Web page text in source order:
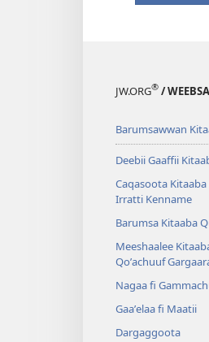
JW.ORG® /
Barumsawwan
Deebii Gaaffii
Caqasoota
Irratti Kenname
Barumsa Kitaaba
Meeshaalee
Qoʼachuuf
Nagaa fi
Gaaʼelaa fi Maatii
Dargaggoota